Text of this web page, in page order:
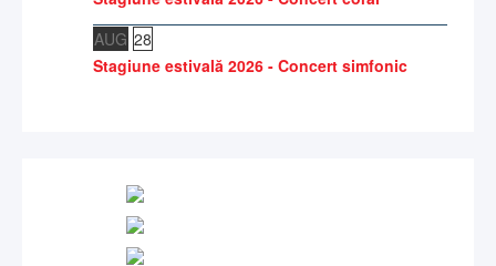
AUG 28
Stagiune estivală 2026 - Concert simfonic